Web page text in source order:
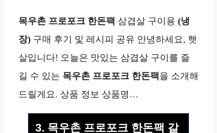
목우촌 프로포크 한돈팩 삼겹살 구이용 (냉
장) 구매 후기 및 레시피 공유 안녕하세요, 햇
살입니다! 오늘은 맛있는 삼겹살 구이를 즐
길 수 있는 목우촌 프로포크 한돈팩을 소개해
드릴게요. 상품 정보 상품명…
3. 목우촌 프로포크 한돈팩 갈